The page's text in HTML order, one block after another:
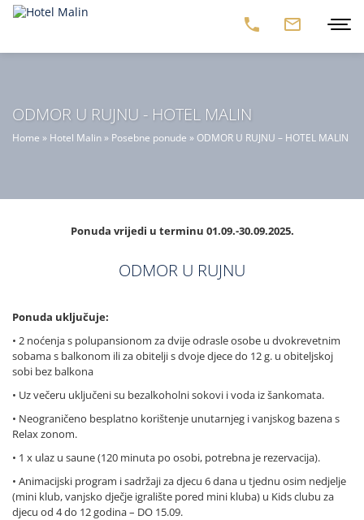
ODMOR U RUJNU - HOTEL MALIN
Home » Hotel Malin » Posebne ponude » ODMOR U RUJNU – HOTEL MALIN
Ponuda vrijedi u terminu 01.09.-30.09.2025.
ODMOR U RUJNU
Ponuda uključuje:
• 2 noćenja s polupansionom za dvije odrasle osobe u dvokrevetnim
sobama s balkonom ili za obitelji s dvoje djece do 12 g. u obiteljskoj
sobi bez balkona
• Uz večeru uključeni su bezalkoholni sokovi i voda iz šankomata.
• Neograničeno besplatno korištenje unutarnjeg i vanjskog bazena s
Relax zonom.
• 1 x ulaz u saune (120 minuta po osobi, potrebna je rezervacija).
• Animacijski program i sadržaji za djecu 6 dana u tjednu osim nedjelje
(mini klub, vanjsko dječje igralište pored mini kluba) u Kids clubu za
djecu od 4 do 12 godina – DO 15.09.